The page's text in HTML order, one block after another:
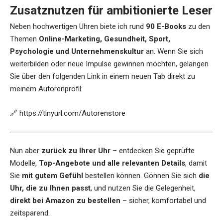
Zusatznutzen für ambitionierte Leser
Neben hochwertigen Uhren biete ich rund 90 E-Books zu den
Themen Online-Marketing, Gesundheit, Sport,
Psychologie und Unternehmenskultur an. Wenn Sie sich
weiterbilden oder neue Impulse gewinnen möchten, gelangen
Sie über den folgenden Link in einem neuen Tab direkt zu
meinem Autorenprofil:
🔗 https://tinyurl.com/Autorenstore
Nun aber zurück zu Ihrer Uhr – entdecken Sie geprüfte
Modelle, Top-Angebote und alle relevanten Details, damit
Sie mit gutem Gefühl bestellen können. Gönnen Sie sich die
Uhr, die zu Ihnen passt, und nutzen Sie die Gelegenheit,
direkt bei Amazon zu bestellen – sicher, komfortabel und
zeitsparend.